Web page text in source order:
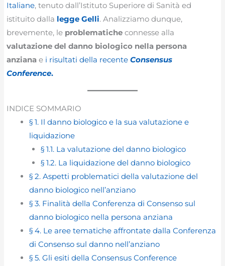
Italiane, tenuto dall’Istituto Superiore di Sanità ed
istituito dalla legge Gelli. Analizziamo dunque,
brevemente, le problematicheconnesse alla
valutazione del danno biologico nella persona
anziana e i risultati della recenteConsensus
Conference.
INDICE SOMMARIO
§ 1. Il danno biologico e la sua valutazione e
liquidazione
§ 1.1. La valutazione del danno biologico
§ 1.2.La liquidazione del danno biologico
§ 2. Aspetti problematici della valutazione del
danno biologico nell’anziano
§ 3. Finalità della Conferenza di Consenso sul
danno biologico nella persona anziana
§ 4. Le aree tematiche affrontate dalla Conferenza
di Consenso sul danno nell’anziano
§ 5. Gli esiti della Consensus Conference